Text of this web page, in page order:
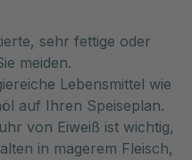
sehr fettige oder
meiden.
Lebensmittel wie
auf Ihren Speiseplan.
von Eiweiß ist wichtig,
in magerem Fleisch,